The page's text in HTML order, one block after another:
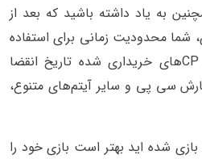
به یاد داشته باشید که بعد از
شما محدودیت زمانی برای استفاده
از آن ندارید یا به اصطلاح CPهای خریداری شده تاریخ انقضا
سی پی و سایر آیتم‌های متنوع،
بازی شده اید بهتر است بازی خود را